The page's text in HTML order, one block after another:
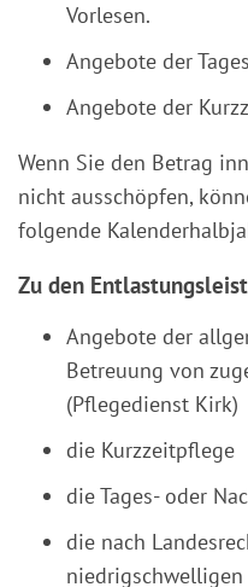
Vorlesen.
Angebote der
Angebote der
Wenn Sie den Betrag
nicht ausschöpfen,
folgende
Zu den
Angebote der
Betreuung von
(Pflegedienst Kirk)
die Kurzzeitpflege
die Tages- oder
die nach